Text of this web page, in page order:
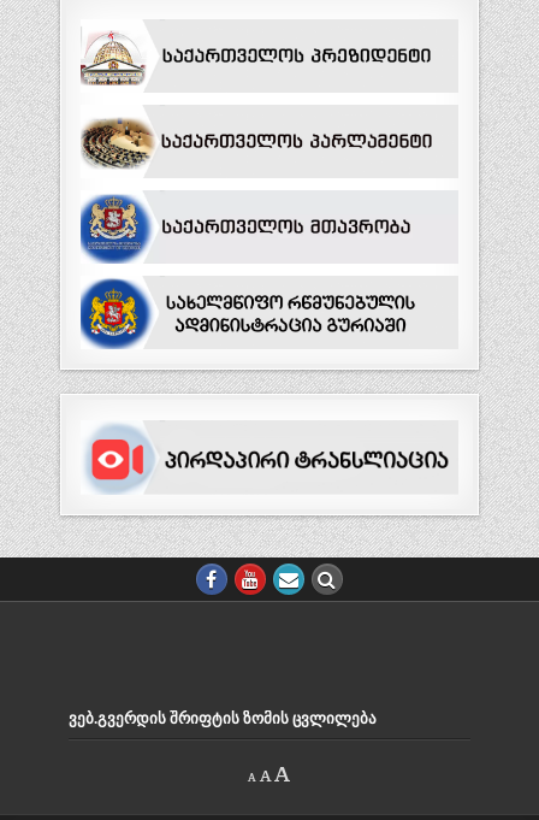
ᲕᲔᲑ.ᲒᲕᲔᲠᲓᲘᲡ ᲨᲠᲘᲤᲢᲘᲡ ᲖᲝᲛᲘᲡ ᲪᲕᲚᲘᲚᲔᲑᲐ
A
Decrease
font
A Reset
A